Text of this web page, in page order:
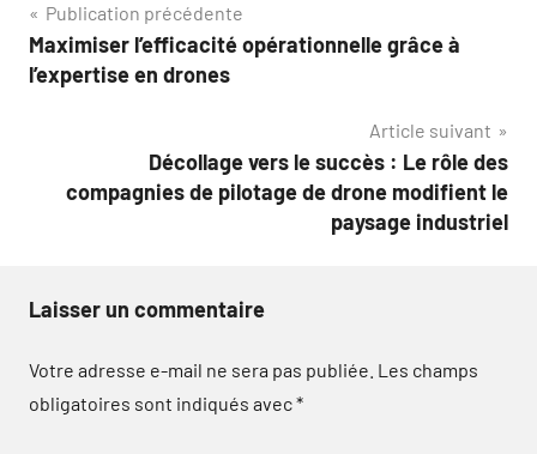
Navigation
de
Publication précédente
Maximiser l’efficacité opérationnelle grâce à
l’expertise en drones
Article suivant
Décollage vers le succès : Le rôle des
compagnies de pilotage de drone modifient le
paysage industriel
Laisser un commentaire
Votre adresse e-mail ne sera pas publiée. Les champs
obligatoires sont indiqués avec*